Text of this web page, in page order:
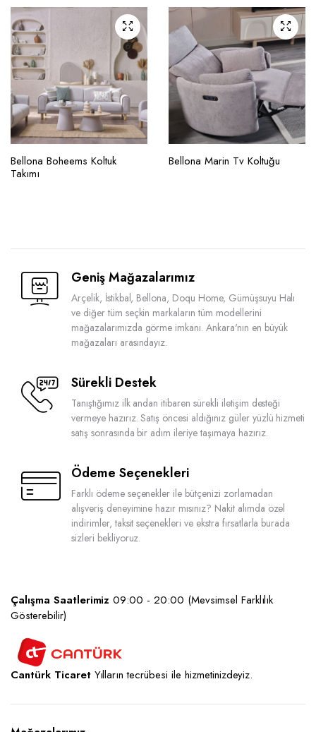
Bellona Boheems Koltuk
Takımı
Bellona Marin Tv Koltuğu
Geniş Mağazalarımız
Arçelik, İstikbal, Bellona, Doqu Home, Gümüşsuyu Halı
ve diğer tüm seçkin markaların tüm modellerini
mağazalarımızda görme imkanı. Ankara'nın en büyük
mağazaları arasındayız.
Sürekli Destek
Tanıştığımız ilk andan itibaren sürekli iletişim desteği
vermeye hazırız. Satış öncesi aldığınız güler yüzlü hizmeti
satış sonrasında bir adım ileriye taşımaya hazırız.
Ödeme Seçenekleri
Farklı ödeme seçenekler ile bütçenizi zorlamadan
alışveriş deneyimine hazır mısınız? Nakit alımda özel
indirimler, taksit seçenekleri ve ekstra fırsatlarla burada
sizleri bekliyoruz.
Çalışma Saatlerimiz 09:00 - 20:00 (Mevsimsel Farklılık
Gösterebilir)
Cantürk TicaretYılların tecrübesi ile hizmetinizdeyiz.